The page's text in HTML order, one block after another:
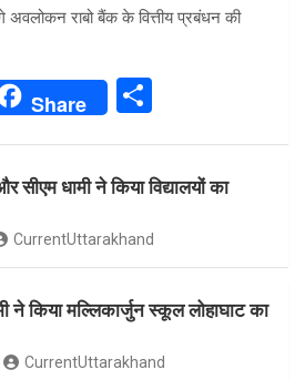
राबो बैंक के वित्तीय प्रबंधन की
Share
ar
e
सीएम धामी ने किया विद्यालयों का
CurrentUttarakhand
ने किया मल्लिकार्जुन स्कूल लोहाघाट का
CurrentUttarakhand